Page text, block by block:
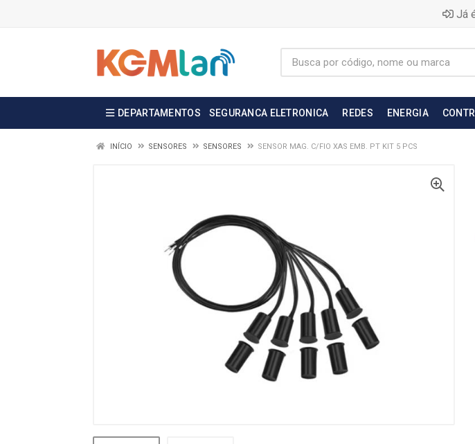
Já
DEPARTAMENTOS SEGURANCA ELETRONICA REDES ENERGIA
INÍCIO SENSORES SENSORES SENSOR MAG. C/FIO XAS EMB. PT KIT 5 PCS